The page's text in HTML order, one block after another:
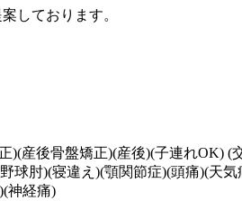
しております。
)(産後骨盤矯正)(産後)(子連れOK) (
球肘)(寝違え)(顎関節症)(頭痛)(天
神経痛)